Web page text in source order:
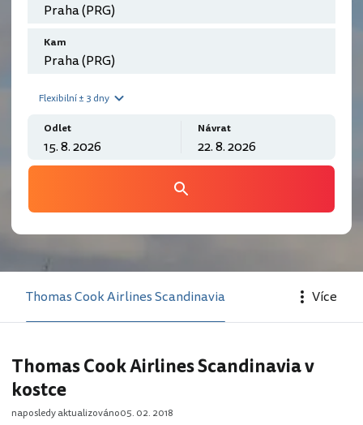
Kam
Flexibilní ± 3 dny
Odlet Návrat
Thomas Cook Airlines Scandinavia Více
Thomas Cook Airlines Scandinavia v
kostce
naposledy aktualizováno05. 02. 2018